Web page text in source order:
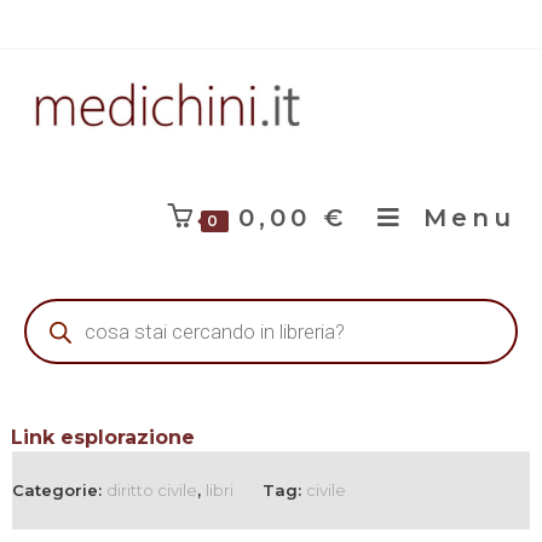
0 0,00 € Menu
Link esplorazione
Categorie: diritto civile, libri Tag: civile